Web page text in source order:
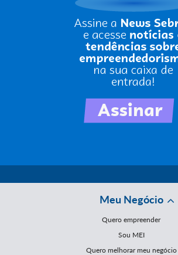
Meu Negócio
Quero empreender
Sou MEI
Quero melhorar meu negócio